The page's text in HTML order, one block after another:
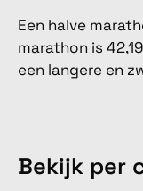
Een halve
marathon is
een langere en
Bekijk per